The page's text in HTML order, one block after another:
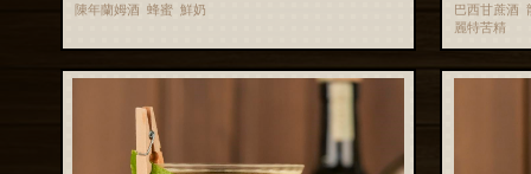
陳年蘭姆酒 蜂蜜 鮮奶
巴西甘蔗酒
麗特苦精